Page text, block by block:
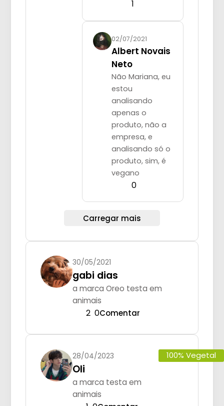
1
02/07/2021
Albert Novais
Neto
Não Mariana, eu
estou
analisando
apenas o
produto, não a
empresa, e
analisando só o
produto, sim, é
vegano
0
Carregar mais
30/05/2021
gabi dias
a marca Oreo testa em
animais
2 0Comentar
28/04/2023
Oli
a marca testa em
animais
100% Vegetal